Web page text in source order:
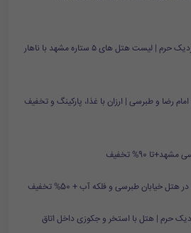
بهترین هتل پنج ستاره مشهد نزدیک حرم | لیست هتل های ۵ ستاره مشهد با ناهار
رضا و طبرسی | ارزان با غذا، پارکینگ و تخفیف
90% تخفیف
خیابان طبرسی و فلکه آب + 50% تخفیف
حرم | هتل با استخر و جکوزی داخل اتاق